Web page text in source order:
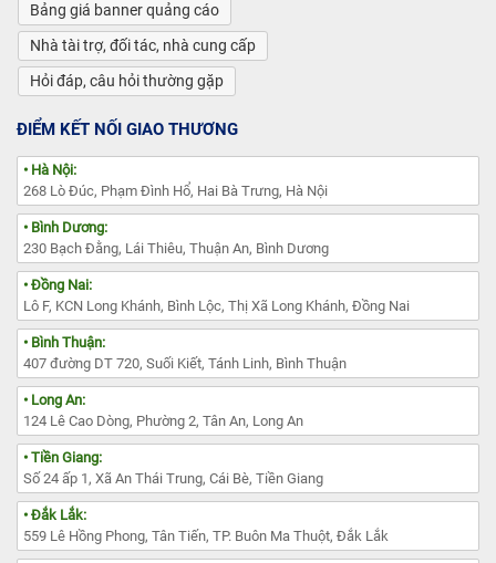
Bảng giá banner quảng cáo
Nhà tài trợ, đối tác, nhà cung cấp
Hỏi đáp, câu hỏi thường gặp
ĐIỂM KẾT NỐI GIAO THƯƠNG
• Hà Nội:
268 Lò Đúc, Phạm Đình Hổ, Hai Bà Trưng, Hà Nội
• Bình Dương:
230 Bạch Đằng, Lái Thiêu, Thuận An, Bình Dương
• Đồng Nai:
Lô F, KCN Long Khánh, Bình Lộc, Thị Xã Long Khánh, Đồng Nai
• Bình Thuận:
407 đường DT 720, Suối Kiết, Tánh Linh, Bình Thuận
• Long An:
124 Lê Cao Dòng, Phường 2, Tân An, Long An
• Tiền Giang:
Số 24 ấp 1, Xã An Thái Trung, Cái Bè, Tiền Giang
• Đắk Lắk:
559 Lê Hồng Phong, Tân Tiến, TP. Buôn Ma Thuột, Đắk Lắk